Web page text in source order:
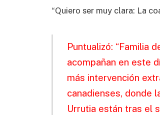
“Quiero ser muy clara: La
Puntualizó: “Familia
acompañan en este
más intervención
canadienses, donde
Urrutia están tras el